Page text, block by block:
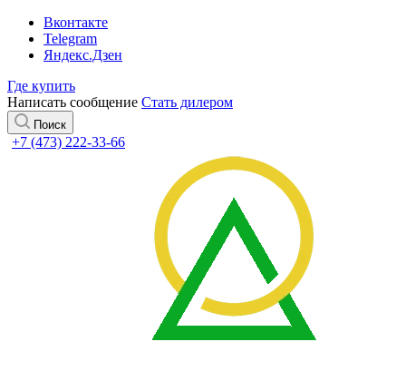
Вконтакте
Telegram
Яндекс.Дзен
Где купить
Написать сообщение Стать дилером
Поиск
+7 (473) 222-33-66